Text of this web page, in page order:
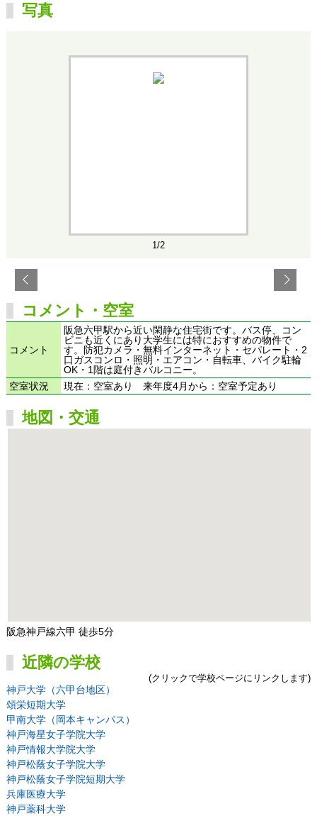
写真
1/2
コメント・空室
コメント
阪急六甲駅から近い閑静な住宅街です。バス停、コン
ビニも近くにあり大学生には特におすすめの物件で
す。防犯カメラ・無料インターネット・セパレート・2
口ガスコンロ・照明・エアコン・自転車、バイク駐輪
OK・1階は庭付きバルコニー。
空室状況
現在：空室あり 来年度4月から：空室予定あり
地図・交通
阪急神戸線六甲 徒歩5分
近隣の学校
(クリックで学校ページにリンクします)
神戸大学（六甲台地区）
頌栄短期大学
甲南大学（岡本キャンパス）
神戸海星女子学院大学
神戸情報大学院大学
神戸松蔭女子学院大学
神戸松蔭女子学院短期大学
兵庫医療大学
神戸薬科大学